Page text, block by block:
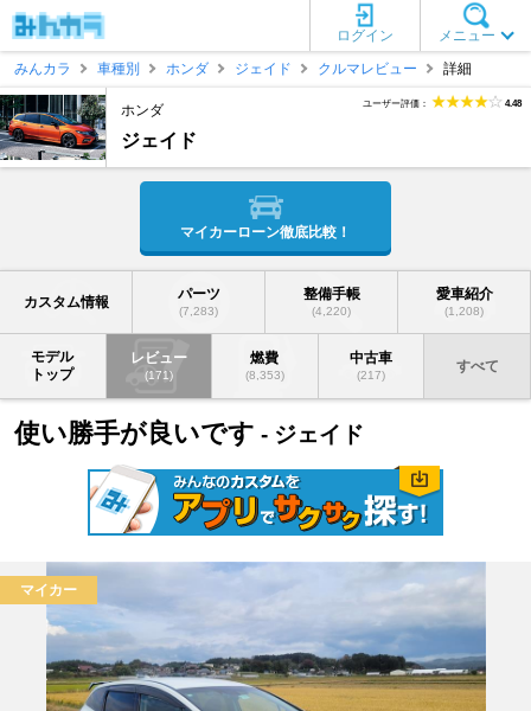
メニュー
ログイン
みんカラ
車種別 ホンダ ジェイド クルマレビュー 詳細
ホンダ
ジェイド
ユーザー評価： 4.48
マイカーローン徹底比較！
カスタム情報 パーツ
(7,283)
整備手帳
(4,220)
愛車紹介
(1,208)
モデル
トップ
レビュー
(171)
燃費
(8,353)
中古車
(217)
すべて
使い勝手が良いです - ジェイド
マイカー